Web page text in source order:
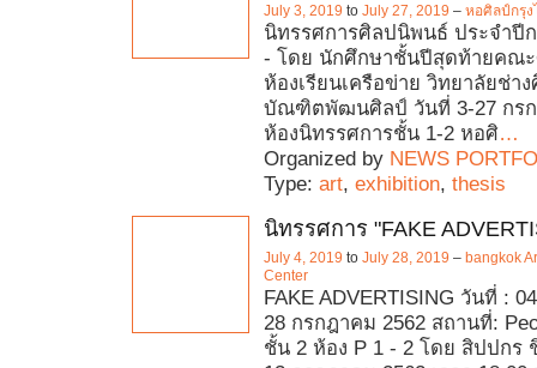
July 3, 2019 to July 27, 2019 – หอศิลป์กรุง
นิทรรศการศิลปนิพนธ์ ประจำปี
- โดย นักศึกษาชั้นปีสุดท้ายคณ
ห้องเรียนเครือข่าย วิทยาลัยช่า
บัณฑิตพัฒนศิลป์ วันที่ 3-27 กร
ห้องนิทรรศการชั้น 1-2 หอศิ…
Organized by NEWS
Type: art, exhibition, thesis
นิทรรศการ "FAKE
July 4, 2019 to July 28, 2019 – bangkok
Center
FAKE ADVERTISING วันที่ :
28 กรกฎาคม 2562 สถานที่:
ชั้น 2 ห้อง P 1 - 2 โดย สิปปกร